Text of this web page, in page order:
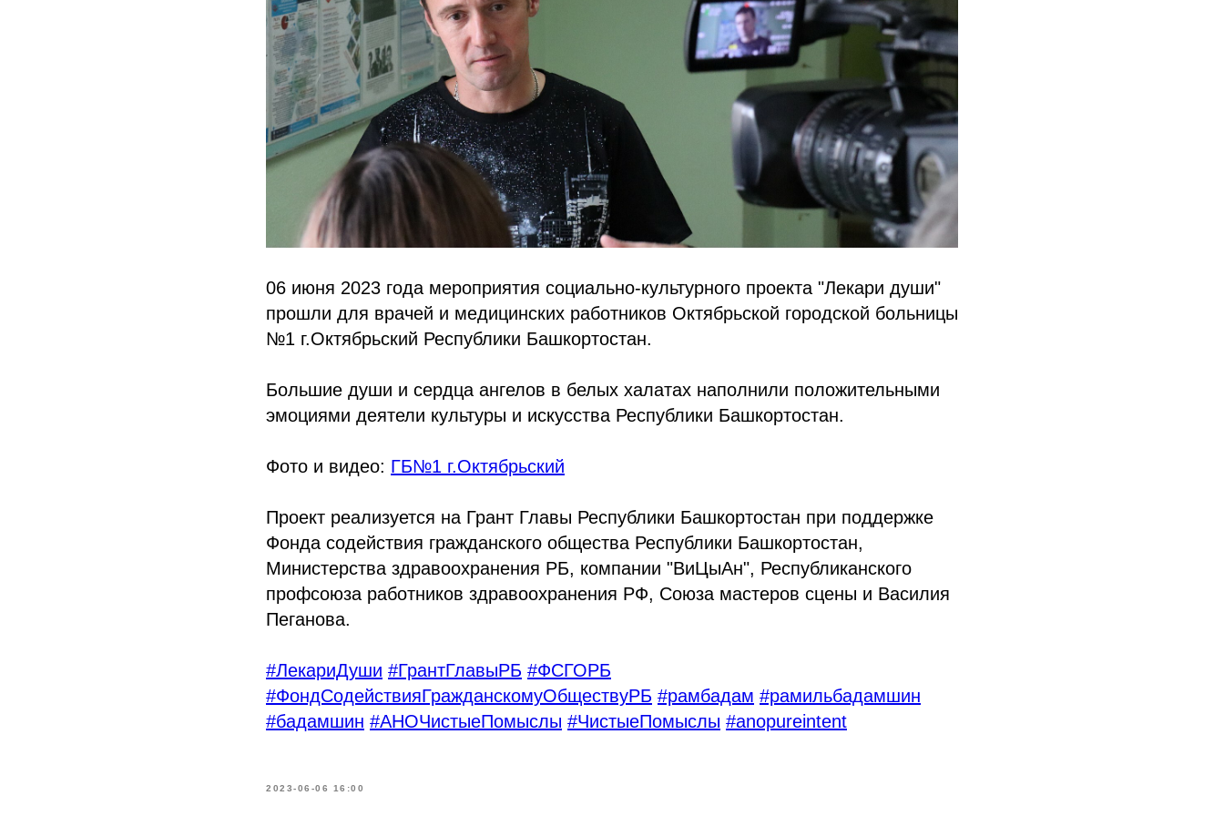
06 июня 2023 года мероприятия социально-культурного проекта "Лекари души"
прошли для врачей и медицинских работников Октябрьской городской больницы
№1 г.Октябрьский Республики Башкортостан.
Большие души и сердца ангелов в белых халатах наполнили положительными
эмоциями деятели культуры и искусства Республики Башкортостан.
Фото и видео: ГБ№1 г.Октябрьский
Проект реализуется на Грант Главы Республики Башкортостан при поддержке
Фонда содействия гражданского общества Республики Башкортостан,
Министерства здравоохранения РБ, компании "ВиЦыАн", Республиканского
профсоюза работников здравоохранения РФ, Союза мастеров сцены и Василия
Пеганова.
#ЛекариДуши #ГрантГлавыРБ #ФСГОРБ
#ФондСодействияГражданскомуОбществуРБ #рамбадам #рамильбадамшин
#бадамшин #АНОЧистыеПомыслы #ЧистыеПомыслы #anopureintent
2023-06-06 16:00